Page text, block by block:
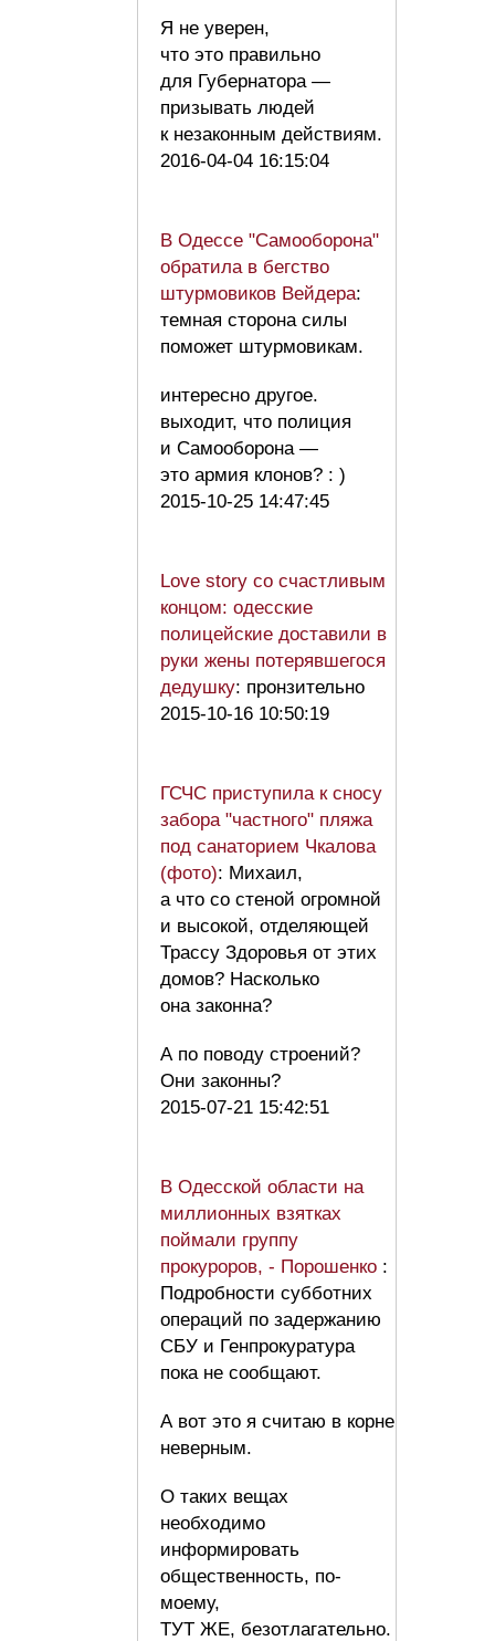
Я не уверен,
что это правильно
для Губернатора —
призывать людей
к незаконным действиям.
2016-04-04 16:15:04
В Одессе "Самооборона"
обратила в бегство
штурмовиков Вейдера:
темная сторона силы
поможет штурмовикам.
интересно другое.
выходит, что полиция
и Самооборона —
это армия клонов? : )
2015-10-25 14:47:45
Love story со счастливым
концом: одесские
полицейские доставили в
руки жены потерявшегося
дедушку: пронзительно
2015-10-16 10:50:19
ГСЧС приступила к сносу
забора "частного" пляжа
под санаторием Чкалова
(фото): Михаил,
а что со стеной огромной
и высокой, отделяющей
Трассу Здоровья от этих
домов? Насколько
она законна?
А по поводу строений?
Они законны?
2015-07-21 15:42:51
В Одесской области на
миллионных взятках
поймали группу
прокуроров, - Порошенко :
Подробности субботних
операций по задержанию
СБУ и Генпрокуратура
пока не сообщают.
А вот это я считаю в корне
неверным.
О таких вещах
необходимо
информировать
общественность, по-
моему,
ТУТ ЖЕ, безотлагательно.